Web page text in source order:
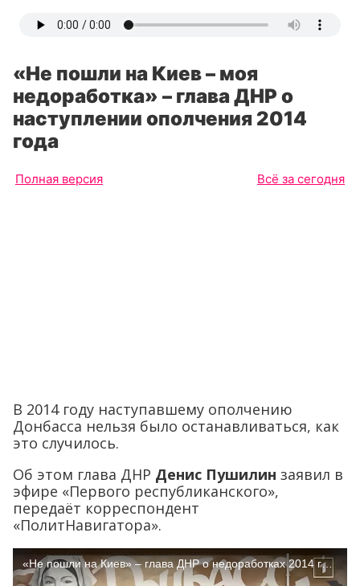
«Не пошли на Киев – моя
недоработка» – глава ДНР о
наступлении ополчения 2014
года
Полная версия Всё за сегодня
В 2014 году наступавшему ополчению
Донбасса нельзя было останавливаться, как
это случилось.
Об этом глава ДНР Денис Пушилин заявил в
эфире «Первого республиканского»,
передаёт корреспондент
«ПолитНавигатора».